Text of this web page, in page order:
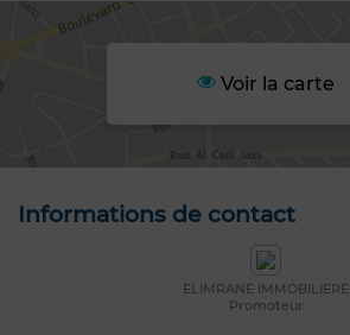
Voir la carte
Informations de contact
ELIMRANE IMMOBILIERE
Promoteur